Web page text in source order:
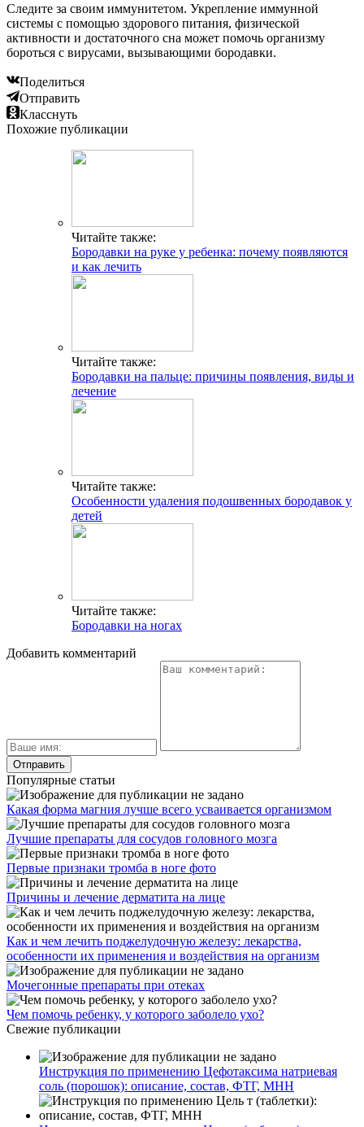
Следите за своим иммунитетом. Укрепление иммунной
системы с помощью здорового питания, физической
активности и достаточного сна может помочь организму
бороться с вирусами, вызывающими бородавки.
Поделиться
Отправить
Класснуть
Похожие публикации
Читайте также:
Бородавки на руке у ребенка: почему появляются
и как лечить
Читайте также:
Бородавки на пальце: причины появления, виды и
лечение
Читайте также:
Особенности удаления подошвенных бородавок у
детей
Читайте также:
Бородавки на ногах
Добавить комментарий
Популярные статьи
Какая форма магния лучше всего усваивается организмом
Лучшие препараты для сосудов головного мозга
Первые признаки тромба в ноге фото
Причины и лечение дерматита на лице
Как и чем лечить поджелудочную железу: лекарства,
особенности их применения и воздействия на организм
Мочегонные препараты при отеках
Чем помочь ребенку, у которого заболело ухо?
Свежие публикации
Инструкция по применению Цефотаксима натриевая
соль (порошок): описание, состав, ФТГ, МНН